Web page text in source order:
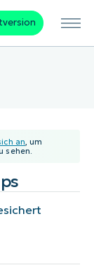
an, um
sehen.